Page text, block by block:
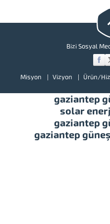
muafiyetleri verilmekte. Ayrıca
devlet güneş enerjisinden elde
Bizi Sosyal
Misyon Vizyon Ürün/
gaziantep
solar
gaziantep
gaziantep